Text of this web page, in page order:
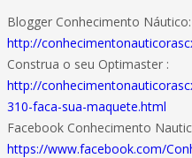
Blogger Conhecimento Náutico:
http://
Construa o seu Optimaster :
http://
310-faca-sua-maquete.html
Facebook Conhecimento
https://www.facebook.com/